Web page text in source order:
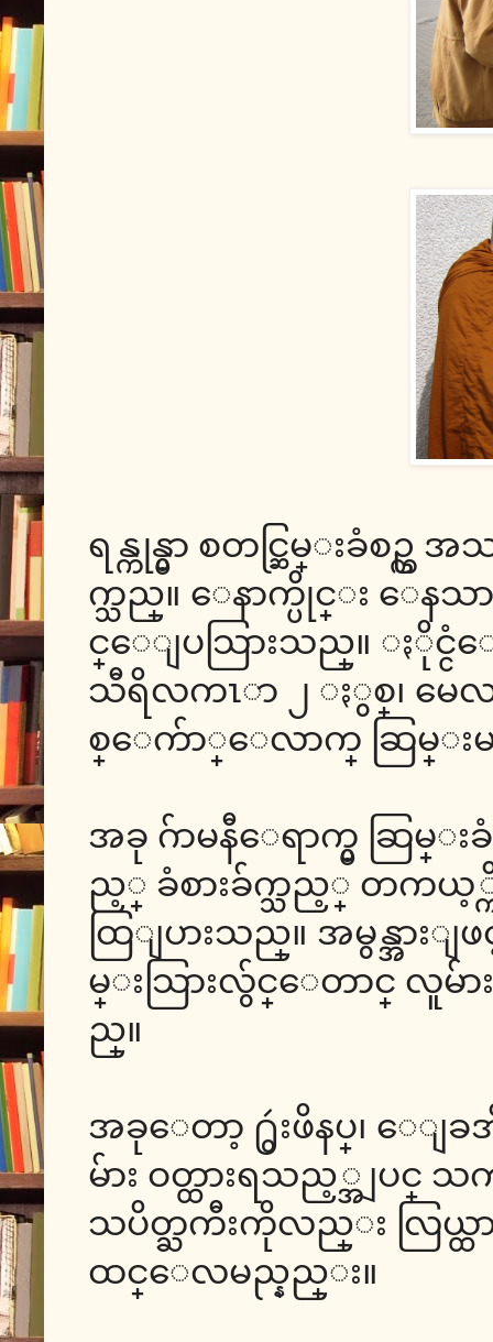
ရန္ကုန္မွာ စတင္ဆြမ္းခံစဥ္
က္သည္။ ေနာက္ပိုင္း ေနသ
င္ေျပသြားသည္။ ႏိုင္
သီရိလကၤာ ၂ ႏွစ္၊ မေလ
စ္ေက်ာ္ေလာက္ ဆြမ္းမ
အခု ဂ်ာမနီေရာက္မွ ဆြမ္း
ည့္ ခံစားခ်က္သည့္ တကယ့္
ထြျပားသည္။ အမွန္အား
မ္းသြားလွ်င္ေတာင္ လူ
ည္။
အခုေတာ့ ႐ွဴးဖိနပ္၊ ေျခအိ
မ်ား ဝတ္ထားရသည့္အျပင္
သပိတ္ႀကီးကိုလည္း လြယ္ထား
ထင္ေလမည္နည္း။